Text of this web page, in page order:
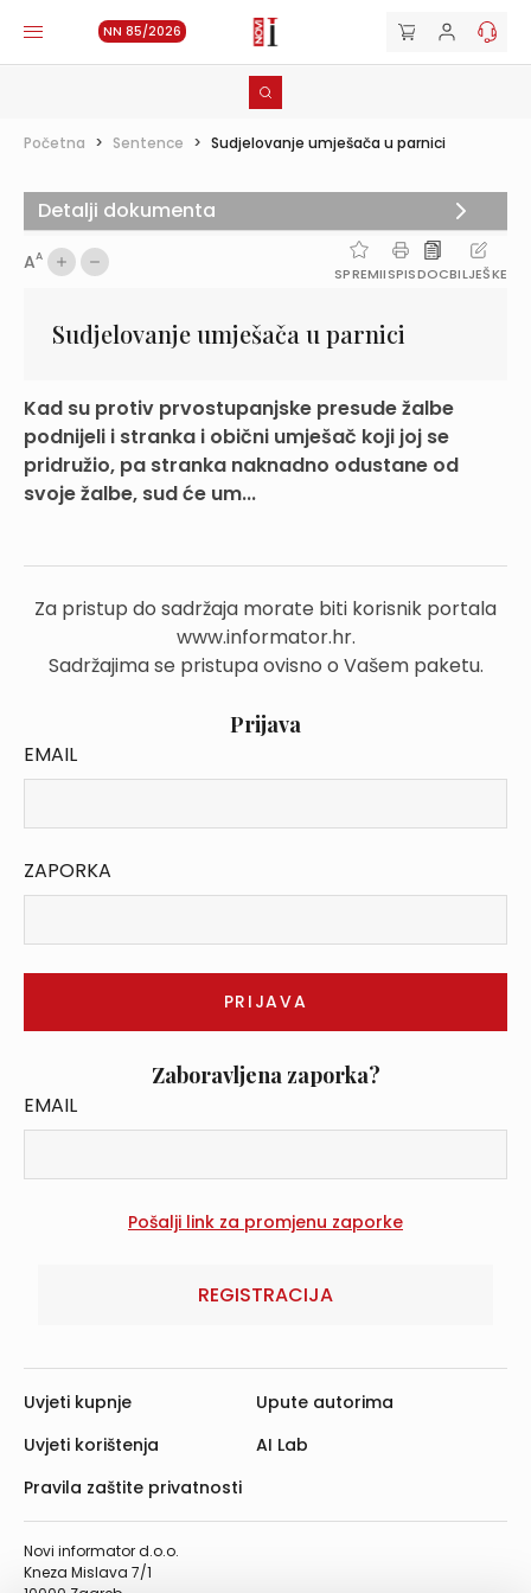
NN 85/2026
Početna > Sentence > Sudjelovanje umješača u parnici
AA
SPREMIISPISDOCBILJEŠKE
Sudjelovanje umješača u parnici
Kad su protiv prvostupanjske presude žalbe
podnijeli i stranka i obični umješač koji joj se
pridružio, pa stranka naknadno odustane od
svoje žalbe, sud će um...
Za pristup do sadržaja morate biti korisnik portala
www.informator.hr.
Sadržajima se pristupa ovisno o Vašem paketu.
Prijava
EMAIL
ZAPORKA
Zaboravljena zaporka?
EMAIL
REGISTRACIJA
Detalji dokumenta
Novi informator d.o.o.
Kneza Mislava 7/1
Uvjeti kupnje
Uvjeti korištenja
Pravila zaštite privatnosti
Upute autorima
AI Lab